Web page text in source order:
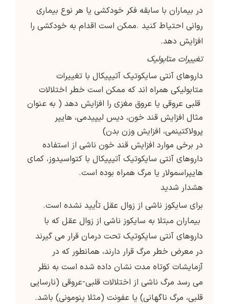
در بيماران با سابقه فكر خودكشي يا هر نوع بيماري
رواني احتیاط كنيد .ممکن است اقدام به خودکشی را
افزایش دهد.
تغییرات متابولیک
داروهای آنتی سایکوتیک آتیپیکال با تغییرات
متابولیکی همراه اند که ممکن است خطر اختلالات
قلبی عروقی یا عروق مغزی را افزایش دهد ( به عنوان
مثال افزایش قند خون، دیس لیپیدمی، هایپر
پرولاکتینمی، افزایش وزن بدن)
در برخی موارد افزایش قند خون ناشی از استفاده
داروهای آنتی سایکوتیک آتیپیکال با کتواسیدوز، کمای
هایپراسمولار یا مرگ همراه بوده است.
هشدار شدید
برای سایکوز ناشی از زوال عقل تأیید نشده است.
بیماران مبتلا به سایکوز ناشی از زوال عقل که با
داروهای آنتی سایکوتیک تحت درمان قرار می گیرند
در معرض خطر مرگ قرار دارند، همانطور که در
آزمایشات کوتاه مدت نشان داده شده است به نظر
می رسد مرگ ناشی از اختلالات قلبی-عروقی (نارسایی
قلبی، مرگ ناگهانی) یا عفونت (مثلا پنومونی) باشد.